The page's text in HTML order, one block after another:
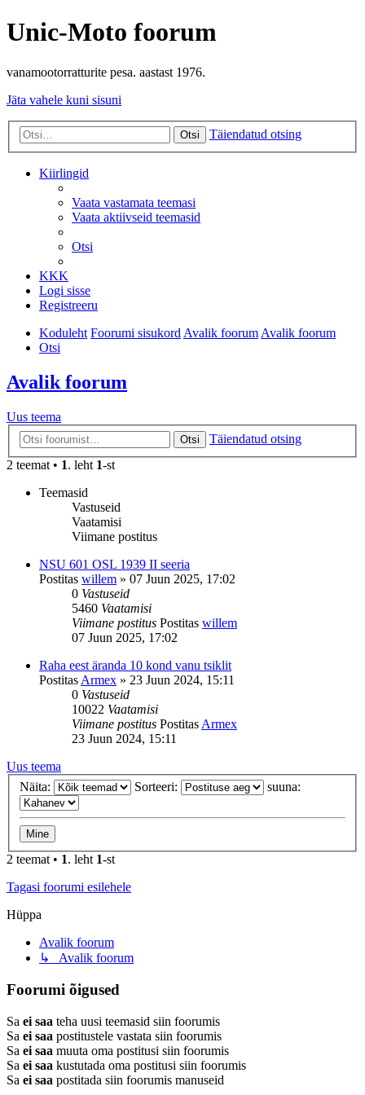
Unic-Moto foorum
vanamootorratturite pesa. aastast 1976.
Jäta vahele kuni sisuni
Otsi Täiendatud otsing
Kiirlingid
Vaata vastamata teemasi
Vaata aktiivseid teemasid
Otsi
KKK
Logi sisse
Registreeru
Koduleht Foorumi sisukordAvalik foorumAvalik foorum
Otsi
Avalik foorum
Uus teema
Otsi
Täiendatud otsing
2 teemat • 1. leht 1-st
Teemasid
Vastuseid
Vaatamisi
Viimane postitus
NSU 601 OSL 1939 II seeria
Postitas willem » 07 Juun 2025, 17:02
0 Vastuseid
5460 Vaatamisi
Viimane postitus Postitas willem
07 Juun 2025, 17:02
Raha eest äranda 10 kond vanu tsiklit
Postitas Armex » 23 Juun 2024, 15:11
0 Vastuseid
10022 Vaatamisi
Viimane postitus Postitas Armex
23 Juun 2024, 15:11
Uus teema
Näita:
Sorteeri: suuna:
2 teemat • 1. leht 1-st
Tagasi foorumi esilehele
Hüppa
Avalik foorum
↳ Avalik foorum
Foorumi õigused
Sa ei saa teha uusi teemasid siin foorumis
Sa ei saa postitustele vastata siin foorumis
Sa ei saa muuta oma postitusi siin foorumis
Sa ei saa kustutada oma postitusi siin foorumis
Sa ei saa postitada siin foorumis manuseid